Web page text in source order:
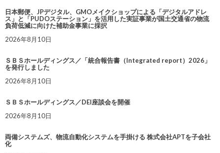
日本郵便、JPデジタル、GMOメイクショップによる「デジタルアドレ
ス」と「PUDOステーション」を活用した実証事業が国土交通省の物流
負荷低減に向けた補助金事業に採択
2026年8月10日
ＳＢＳホールディングス／「統合報告書（Integrated report）2026」
を発行しました
2026年8月10日
ＳＢＳホールディングス／DEI座談会を開催
2026年8月10日
両備システムズ、物流自動化システムを手掛ける 株式会社APTを子会社
化